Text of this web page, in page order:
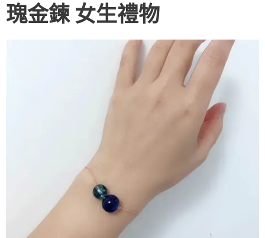
瑰金鍊 女生禮物